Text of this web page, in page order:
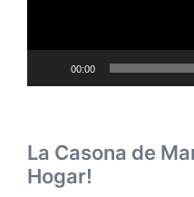
00:00
La Casona de
Hogar!